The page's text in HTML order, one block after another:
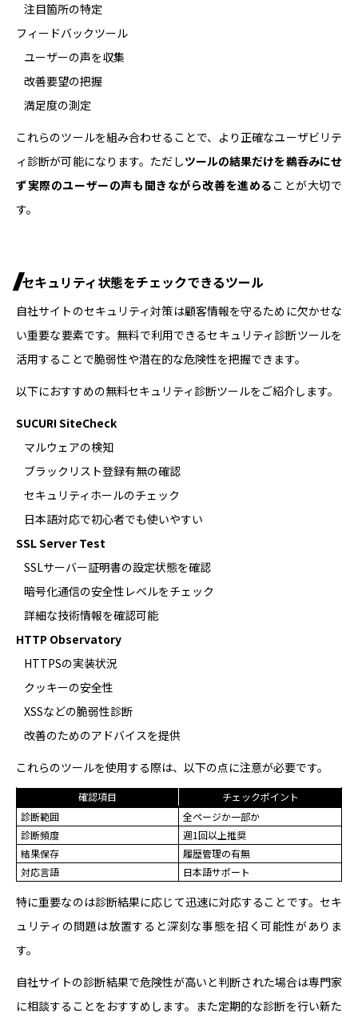
注目箇所の特定
フィードバックツール
ユーザーの声を収集
改善要望の把握
満足度の測定
これらのツールを組み合わせることで、より正確なユーザビリテ
ィ診断が可能になります。ただしツールの結果だけを鵜呑みにせ
ず実際のユーザーの声も聞きながら改善を進める ことが大切で
す。
セキュリティ状態をチェックできるツール
自社サイトのセキュリティ対策は顧客情報を守るために欠かせな
い重要な要素です。無料で利用できるセキュリティ診断ツールを
活用することで脆弱性や潜在的な危険性を把握できます。
以下におすすめの無料セキュリティ診断ツールをご紹介します。
SUCURI SiteCheck
マルウェアの検知
ブラックリスト登録有無の確認
セキュリティホールのチェック
日本語対応で初心者でも使いやすい
SSL Server Test
SSLサーバー証明書の設定状態を確認
暗号化通信の安全性レベルをチェック
詳細な技術情報を確認可能
HTTP Observatory
HTTPSの実装状況
クッキーの安全性
XSSなどの脆弱性診断
改善のためのアドバイスを提供
これらのツールを使用する際は、以下の点に注意が必要です。
確認項目
チェックポイント
診断範囲
全ページか一部か
診断頻度
週1回以上推奨
結果保存
履歴管理の有無
対応言語
日本語サポート
特に重要なのは診断結果に応じて迅速に対応することです。セキ
ュリティの問題は放置すると深刻な事態を招く可能性がありま
す。
自社サイトの診断結果で危険性が高いと判断された場合は専門家
に相談することをおすすめします。また定期的な診断を行い新た